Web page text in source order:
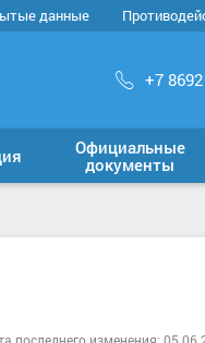
данные
+7
Официальные
документы